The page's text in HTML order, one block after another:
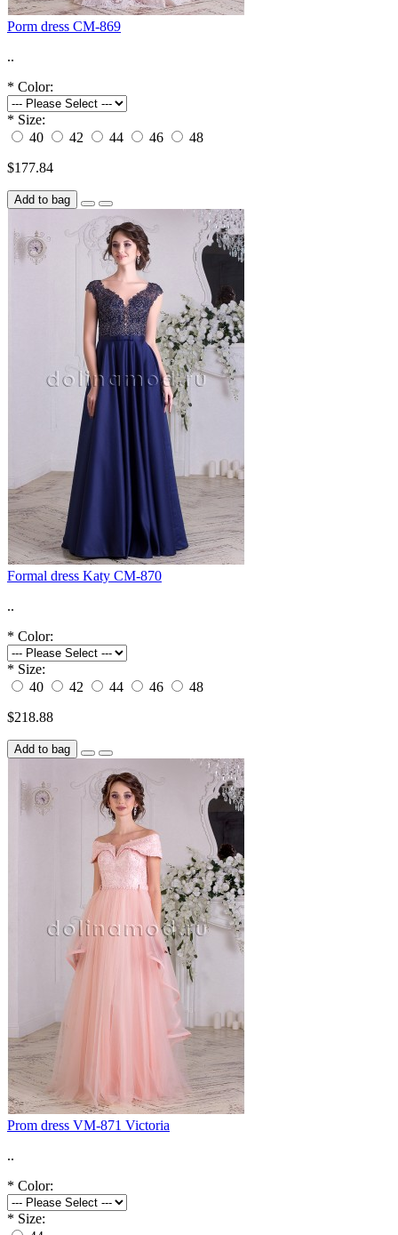
Porm dress CM-869
..
* Color:
* Size:
40
42 44 46
48
$177.84
Add to bag
Formal dress Katy CM-870
..
* Color:
* Size:
40
42 44 46
48
$218.88
Add to bag
Prom dress VM-871 Victoria
..
* Color:
* Size: